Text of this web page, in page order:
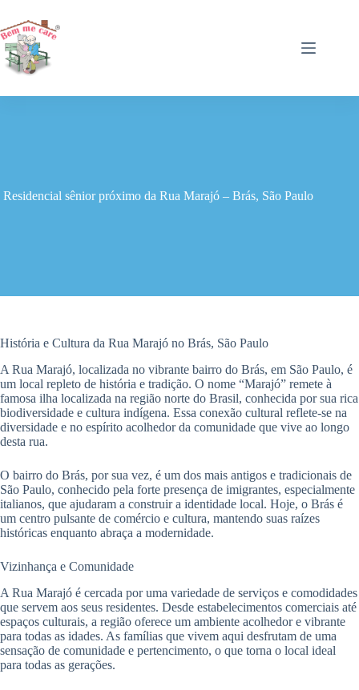
para
o
conteúdo
Residencial sênior próximo da Rua Marajó – Brás, São Paulo
História e Cultura da Rua Marajó no Brás, São Paulo
A Rua Marajó, localizada no vibrante bairro do Brás, em São Paulo, é
um local repleto de história e tradição. O nome “Marajó” remete à
famosa ilha localizada na região norte do Brasil, conhecida por sua rica
biodiversidade e cultura indígena. Essa conexão cultural reflete-se na
diversidade e no espírito acolhedor da comunidade que vive ao longo
desta rua.
O bairro do Brás, por sua vez, é um dos mais antigos e tradicionais de
São Paulo, conhecido pela forte presença de imigrantes, especialmente
italianos, que ajudaram a construir a identidade local. Hoje, o Brás é
um centro pulsante de comércio e cultura, mantendo suas raízes
históricas enquanto abraça a modernidade.
Vizinhança e Comunidade
A Rua Marajó é cercada por uma variedade de serviços e comodidades
que servem aos seus residentes. Desde estabelecimentos comerciais até
espaços culturais, a região oferece um ambiente acolhedor e vibrante
para todas as idades. As famílias que vivem aqui desfrutam de uma
sensação de comunidade e pertencimento, o que torna o local ideal
para todas as gerações.